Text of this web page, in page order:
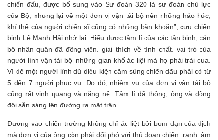
chiến đấu, được bổ sung vào Sư đoàn 320 là sư đoàn chủ lực
của Bộ, nhưng lại về một đơn vị vận tải bộ nên những háo hức,
khí thế của người chiến sĩ cũng có những băn khoăn”, cựu chiến
binh Lê Mạnh Hải nhớ lại. Hiểu được tâm lí của các tân binh, cán
bộ nhận quân đã động viên, giải thích về tính chất, vai trò của
người lính vận tải bộ, những gian khổ ác liệt mà họ phải trải qua.
Vì để một người lính đủ điều kiện cầm súng chiến đấu phải có từ
5 đến 7 người phục vụ. Do đó, nhiệm vụ của đơn vị vận tải bộ
cũng rất vinh quang và nặng nề. Tâm lí đã thông, ông và đồng
đội sẵn sàng lên đường ra mặt trận.
Đường vào chiến trường không chỉ ác liệt bởi bom đạn của địch
mà đơn vị của ông còn phải đối phó với thủ đoạn chiến tranh tâm